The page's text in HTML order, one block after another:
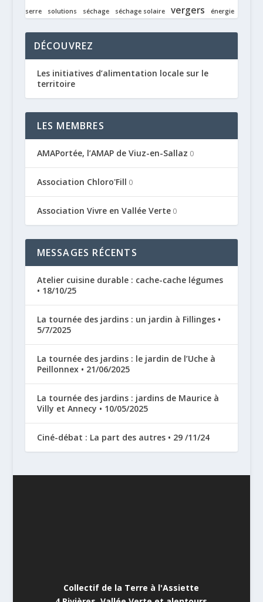
serre solutions séchage séchage solaire vergers énergie
DÉCOUVREZ
Les initiatives d’alimentation locale sur le
territoire
LES MEMBRES
AMAPortée, l’AMAP de Viuz-en-Sallaz 0
Association Chloro'Fill 0
Association Vivre en Vallée Verte0
MESSAGES RÉCENTS
Atelier cuisine durable : cache-cache légumes
• 18/10/25
La tournée des jardins : un jardin à Fillinges •
5/7/2025
La tournée des jardins : le jardin de l’Uche à
Peillonnex • 21/06/2025
La tournée des jardins : jardins de Maurice à
Villy et Annecy • 10/05/2025
Ciné-débat : La part des autres • 29 /11/24
Collectif de la Terre à l'Assiette